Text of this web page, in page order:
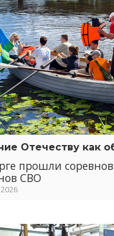
Отечеству как
прошли
СВО